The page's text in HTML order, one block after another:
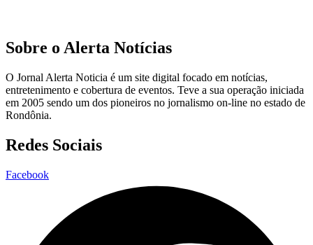
Sobre o Alerta Notícias
O Jornal Alerta Noticia é um site digital focado em notícias,
entretenimento e cobertura de eventos. Teve a sua operação iniciada
em 2005 sendo um dos pioneiros no jornalismo on-line no estado de
Rondônia.
Redes Sociais
Facebook